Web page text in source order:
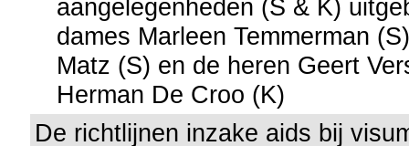
aangelegenheden (S & K)
dames Marleen Temmerman
Matz (S) en de heren Geert
Herman De Croo (K)
De richtlijnen inzake aids bij